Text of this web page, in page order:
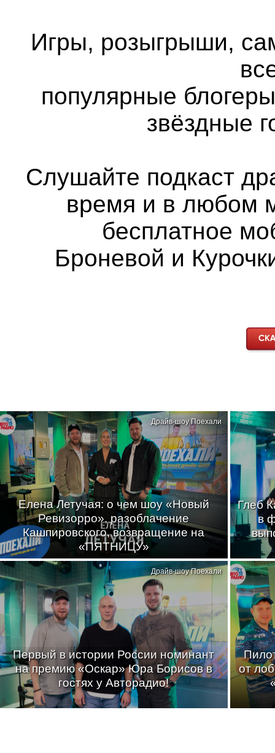
Игры, розыгрыши,
популярные
звёздные
Слушайте подкаст
время и в любом
бесплатное
Броневой и
Елена Летучая: о чем шоу «Новый
Ревизорро», разоблачение
Кашпировского, возвращение на
«ПЯТНИЦУ»
Драйв-шоу Поехали
Глеб
в
Первый в истории России номинант
на премию «Оскар» Юра Борисов в
гостях у Авторадио!
Драйв-шоу Поехали
от